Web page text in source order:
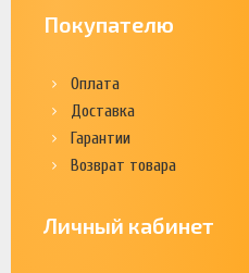
Покупателю
Оплата
Доставка
Гарантии
Возврат товара
Личный кабинет